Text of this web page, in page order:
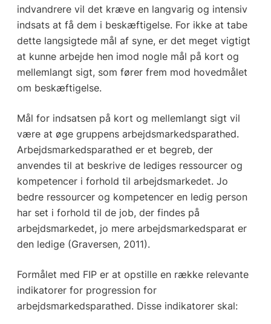
indvandrere vil det kræve en langvarig og intensiv
indsats at få dem i beskæftigelse. For ikke at tabe
dette langsigtede mål af syne, er det meget vigtigt
at kunne arbejde hen imod nogle mål på kort og
mellemlangt sigt, som fører frem mod hovedmålet
om beskæftigelse.
Mål for indsatsen på kort og mellemlangt sigt vil
være at øge gruppens arbejdsmarkedsparathed.
Arbejdsmarkedsparathed er et begreb, der
anvendes til at beskrive de lediges ressourcer og
kompetencer i forhold til arbejdsmarkedet. Jo
bedre ressourcer og kompetencer en ledig person
har set i forhold til de job, der findes på
arbejdsmarkedet, jo mere arbejdsmarkedsparat er
den ledige (Graversen, 2011).
Formålet med FIP er at opstille en række relevante
indikatorer for progression for
arbejdsmarkedsparathed. Disse indikatorer skal: